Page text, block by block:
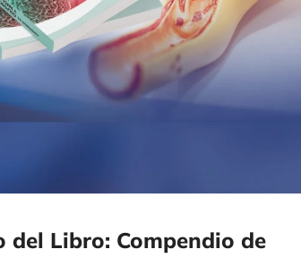
del Libro: Compendio de